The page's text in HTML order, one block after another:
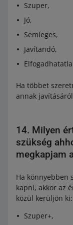
Szuper,
Jó,
Semleges,
Javítandó,
Ha többet
annak
14. Milyen
szükség
megkapjam
Ha könnyebben
kapni, akkor az
közül kerüljön ki:
Szuper+,